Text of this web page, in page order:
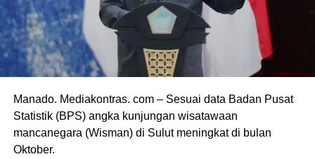
Manado. Mediakontras. com – Sesuai data Badan Pusat
Statistik (BPS) angka kunjungan wisatawaan
mancanegara (Wisman) di Sulut meningkat di bulan
Oktober.